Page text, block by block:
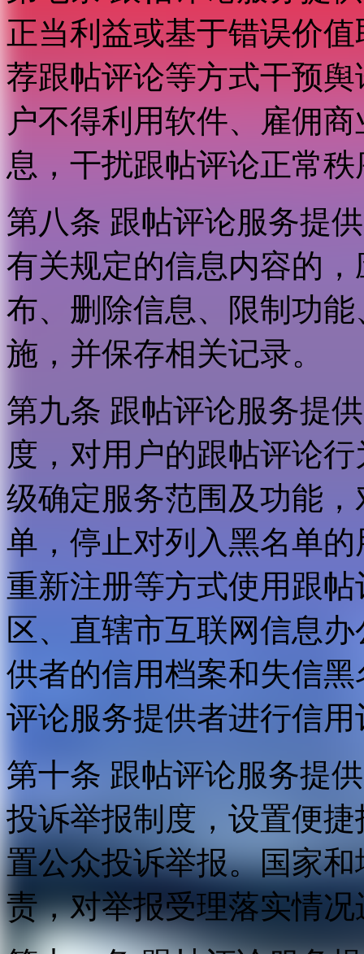
正当利益或基于错误价
荐跟帖评论等方式干预
户不得利用软件、雇佣
息，干扰跟帖评论正常
第八条 跟帖评论服务提
有关规定的信息内容的
布、删除信息、限制功
施，并保存相关记录。
第九条 跟帖评论服务提
度，对用户的跟帖评论
级确定服务范围及功能
单，停止对列入黑名单
重新注册等方式使用跟
区、直辖市互联网信息
供者的信用档案和失信
评论服务提供者进行信用
第十条 跟帖评论服务提
投诉举报制度，设置便
置公众投诉举报。国家
责，对举报受理落实情